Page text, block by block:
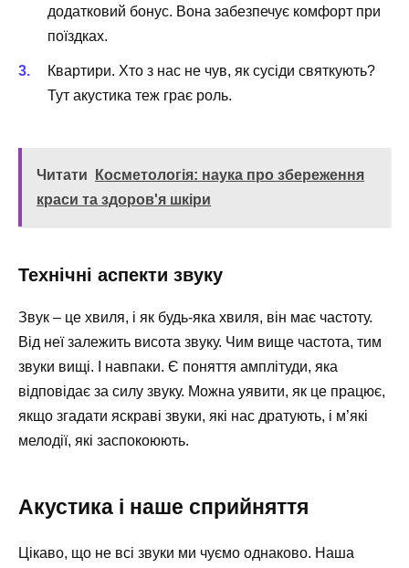
додатковий бонус. Вона забезпечує комфорт при
поїздках.
Квартири. Хто з нас не чув, як сусіди святкують?
Тут акустика теж грає роль.
Читати
Косметологія: наука про збереження
краси та здоров'я шкіри
Технічні аспекти звуку
Звук – це хвиля, і як будь-яка хвиля, він має частоту.
Від неї залежить висота звуку. Чим вище частота, тим
звуки вищі. І навпаки. Є поняття амплітуди, яка
відповідає за силу звуку. Можна уявити, як це працює,
якщо згадати яскраві звуки, які нас дратують, і м’які
мелодії, які заспокоюють.
Акустика і наше сприйняття
Цікаво, що не всі звуки ми чуємо однаково. Наша